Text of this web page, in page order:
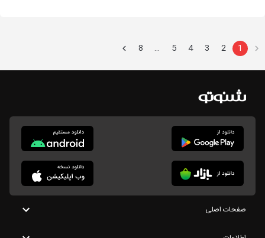
1
2
3
4
5
…
8
صفحات اصلی